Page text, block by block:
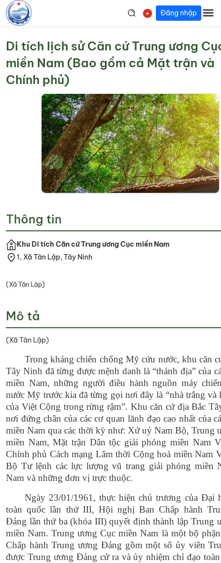
Đăng nhập
Di tích lịch sử Căn cứ Trung ương
miền Nam (Bao gồm cả Mặt trận và
Chính phủ)
Thông tin
Khu Di tích Căn cứ Trung ương Cục miền Nam
1, Xã Tân Lập, Tây Ninh
(Xã Tân Lập)
Mô tả
(Xã Tân Lập)
Trong kháng chiến chống Mỹ cứu nước, khu căn
Tây Ninh đã từng được mệnh danh là “thánh địa” của
miền Nam, những người điều hành nguồn máy
nước Mỹ trước kia đã từng gọi nơi đây là “nhà trắng và
của Việt Cộng trong rừng rậm”. Khu căn cứ địa Bắc
nơi đứng chân của các cơ quan lãnh đạo cao nhất của
miền Nam qua các thời kỳ như: Xứ uỷ Nam Bộ, Trung
miền Nam, Mặt trận Dân tộc giải phóng miền Nam
Chính phủ Cách mạng Lâm thời Cộng hoà miền Nam
Bộ Tư lệnh các lực lượng vũ trang giải phóng miền
Nam và những đơn vị trực thuộc.
Ngày 23/01/1961, thực hiện chủ trương của Đại
toàn quốc lần thứ III, Hội nghị Ban Chấp hành
Đảng lần thứ ba (khóa III) quyết định thành lập Trung
miền Nam. Trung ương Cục miền Nam là một bộ
Chấp hành Trung ương Đảng gồm một số ủy viên
được Trung ương Đảng cử ra và ủy nhiệm chỉ đạo